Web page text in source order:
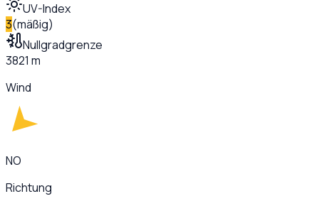
UV-Index
3(mäßig)
Nullgradgrenze
3821 m
Wind
NO
Richtung